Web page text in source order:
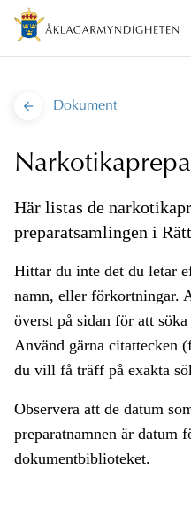
Dokument
Här listas de
preparatsamlingen i
Hittar du inte det du letar
namn, eller förkortningar.
överst på sidan för att
Använd gärna citattecken
du vill få träff på exakta
Observera att de datum
preparatnamnen är datum
dokumentbiblioteket.